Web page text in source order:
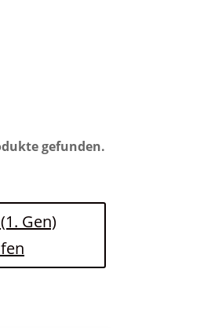
gefunden.
Gen)